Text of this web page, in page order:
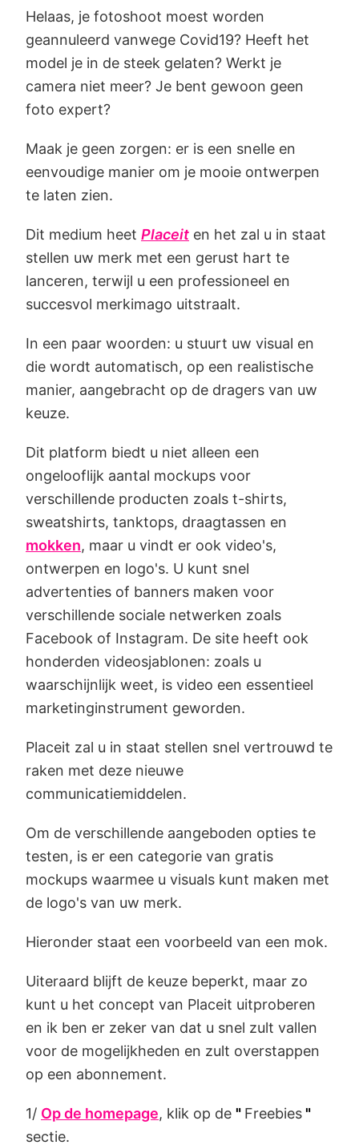
Helaas, je fotoshoot moest worden
geannuleerd vanwege Covid19? Heeft het
model je in de steek gelaten? Werkt je
camera niet meer? Je bent gewoon geen
foto expert?
Maak je geen zorgen: er is een snelle en
eenvoudige manier om je mooie ontwerpen
te laten zien.
Dit medium heet Placeit en het zal u in staat
stellen uw merk met een gerust hart te
lanceren, terwijl u een professioneel en
succesvol merkimago uitstraalt.
In een paar woorden: u stuurt uw visual en
die wordt automatisch, op een realistische
manier, aangebracht op de dragers van uw
keuze.
Dit platform biedt u niet alleen een
ongelooflijk aantal mockups voor
verschillende producten zoals t-shirts,
sweatshirts, tanktops, draagtassen en
mokken, maar u vindt er ook video's,
ontwerpen en logo's. U kunt snel
advertenties of banners maken voor
verschillende sociale netwerken zoals
Facebook of Instagram. De site heeft ook
honderden videosjablonen: zoals u
waarschijnlijk weet, is video een essentieel
marketinginstrument geworden.
Placeit zal u in staat stellen snel vertrouwd te
raken met deze nieuwe
communicatiemiddelen.
Om de verschillende aangeboden opties te
testen, is er een categorie van gratis
mockups waarmee u visuals kunt maken met
de logo's van uw merk.
Hieronder staat een voorbeeld van een mok.
Uiteraard blijft de keuze beperkt, maar zo
kunt u het concept van Placeit uitproberen
en ik ben er zeker van dat u snel zult vallen
voor de mogelijkheden en zult overstappen
op een abonnement.
1/ Op de homepage, klik op de " Freebies"
sectie.